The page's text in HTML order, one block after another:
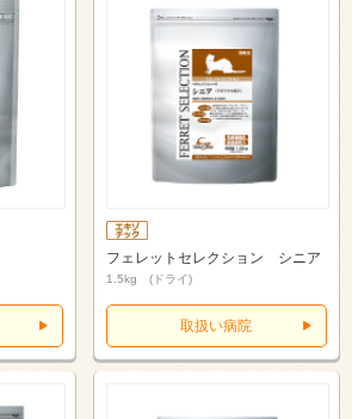
フェレットセレクション シニア
1.5kg (ドライ)
取扱い病院